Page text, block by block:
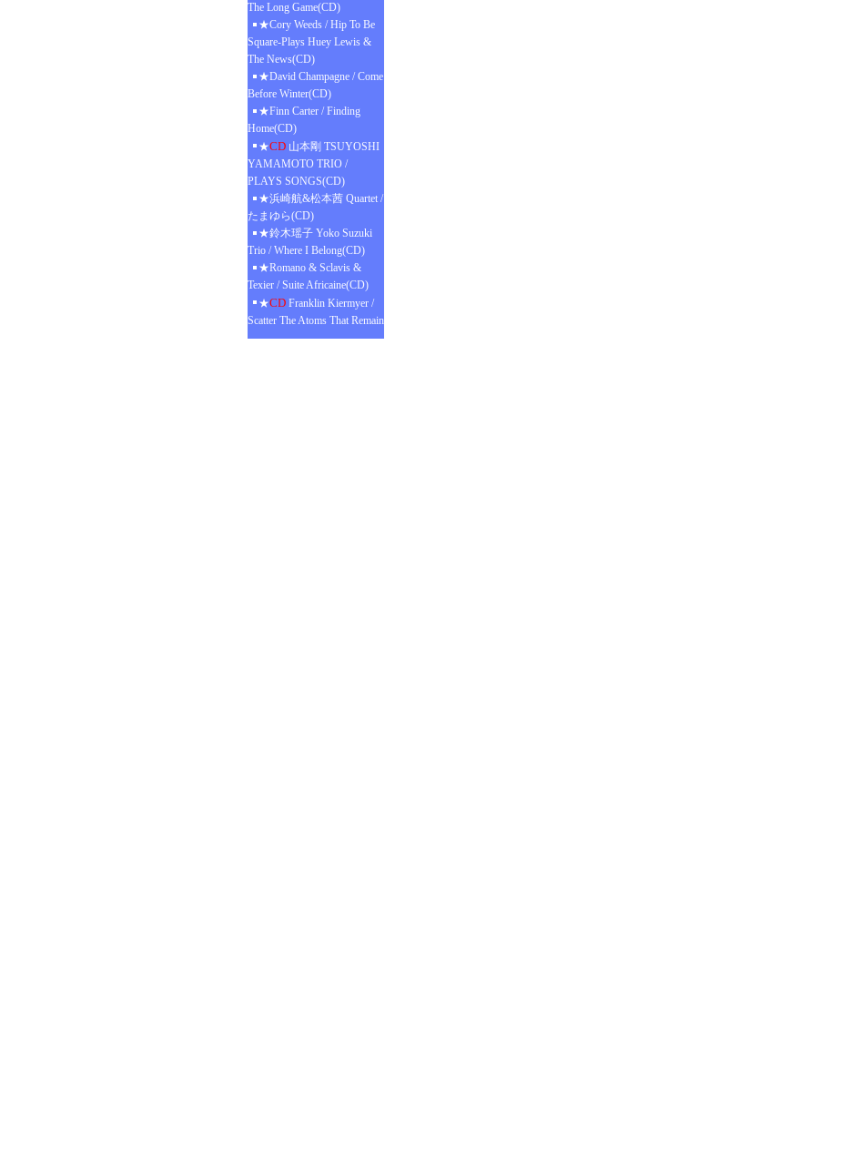
The Long Game(CD)
★Cory Weeds / Hip To Be
Square-Plays Huey Lewis &
The News(CD)
★David Champagne / Come
Before Winter(CD)
★Finn Carter / Finding
Home(CD)
★CD 山本剛 TSUYOSHI
YAMAMOTO TRIO /
PLAYS SONGS(CD)
★浜崎航&松本茜 Quartet /
たまゆら(CD)
★鈴木瑶子 Yoko Suzuki
Trio / Where I Belong(CD)
★Romano & Sclavis &
Texier / Suite Africaine(CD)
★CD Franklin Kiermyer /
Scatter The Atoms That Remain